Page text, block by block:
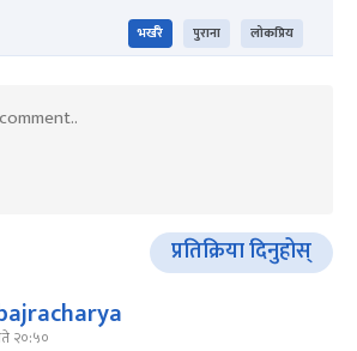
भर्खरै पुराना लोकप्रिय
प्रतिक्रिया दिनुहोस्
२०:५०